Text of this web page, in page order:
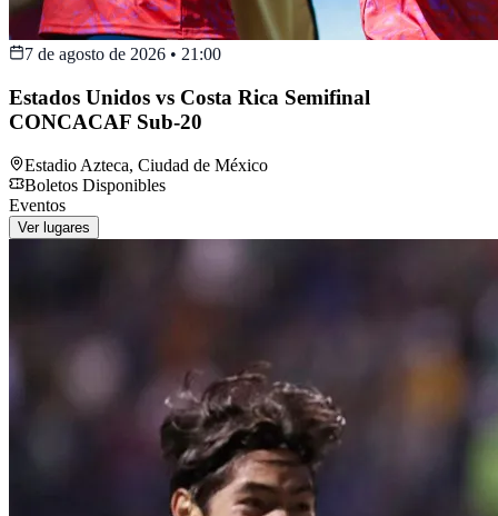
7 de agosto de 2026 • 21:00
Estados Unidos vs Costa Rica Semifinal
CONCACAF Sub-20
Estadio Azteca, Ciudad de México
Boletos Disponibles
Eventos
Ver lugares